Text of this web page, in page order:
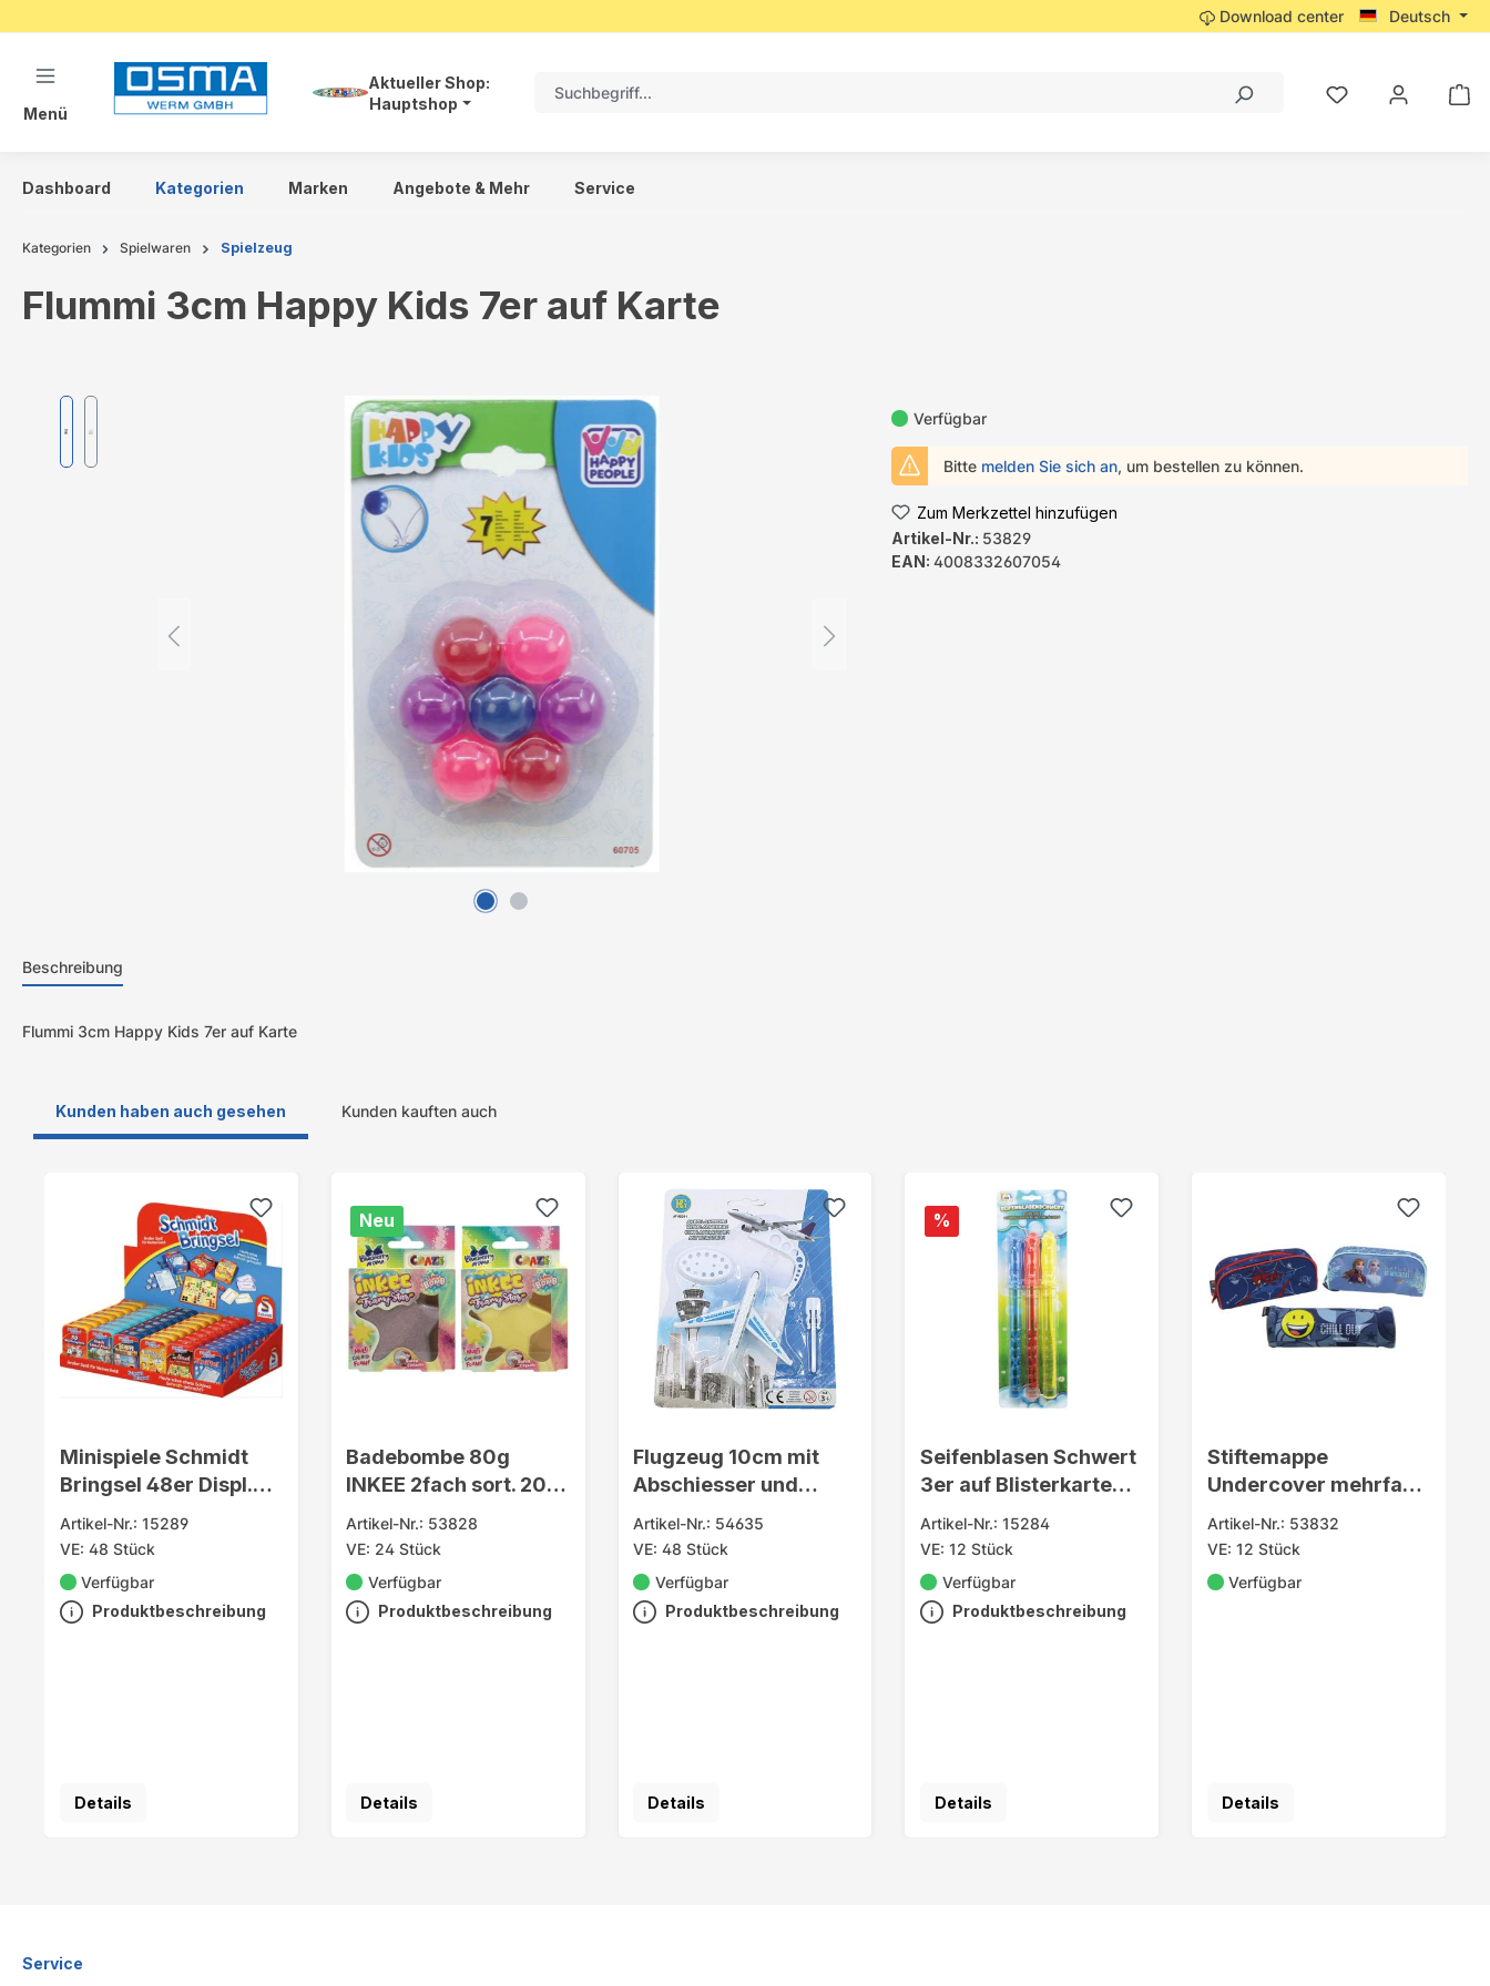
Download center Deutsch
Menü
Aktueller Shop:
Hauptshop
Dashboard Kategorien Marken Angebote & Mehr Service
Kategorien Spielwaren Spielzeug
Flummi 3cm Happy Kids 7er auf Karte
Bildergalerie überspringen
Verfügbar
Bitte melden Sie sich an, um bestellen zu können.
Zum Merkzettel hinzufügen
Artikel-Nr.: 53829
EAN: 4008332607054
Beschreibung
Flummi 3cm Happy Kids 7er auf Karte
Kunden haben auch gesehen Kunden kauften auch
Minispiele Schmidt
Bringsel 48er Displ.
Metallbox
Artikel-Nr.: 15289
VE: 48 Stück
Verfügbar
Produktbeschreibung
Details
Neu
Badebombe 80g
INKEE 2fach sort. 20er
Display
Artikel-Nr.: 53828
VE: 24 Stück
Verfügbar
Produktbeschreibung
Details
Flugzeug 10cm mit
Abschiesser und
Sockel
Artikel-Nr.: 54635
VE: 48 Stück
Verfügbar
Produktbeschreibung
Details
%
Seifenblasen Schwert
3er auf Blisterkarte
3x60ml
Artikel-Nr.: 15284
VE: 12 Stück
Verfügbar
Produktbeschreibung
Details
Stiftemappe
Undercover mehrfach
sortiert
Artikel-Nr.: 53832
VE: 12 Stück
Verfügbar
Details
Service